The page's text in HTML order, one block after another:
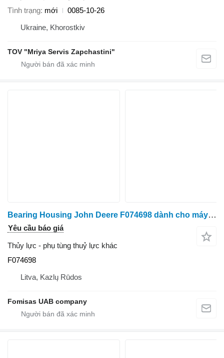
Tình trạng mới
0085-10-26
Ukraine, Khorostkiv
TOV "Mriya Servis Zapchastini"
Bearing Housing John Deere F074698 dành cho máy thu hoạch gỗ John Deere 1270 1470 E G
Yêu cầu báo giá
Thủy lực - phụ tùng thuỷ lực khác
F074698
Litva, Kazlų Rūdos
Fomisas UAB company